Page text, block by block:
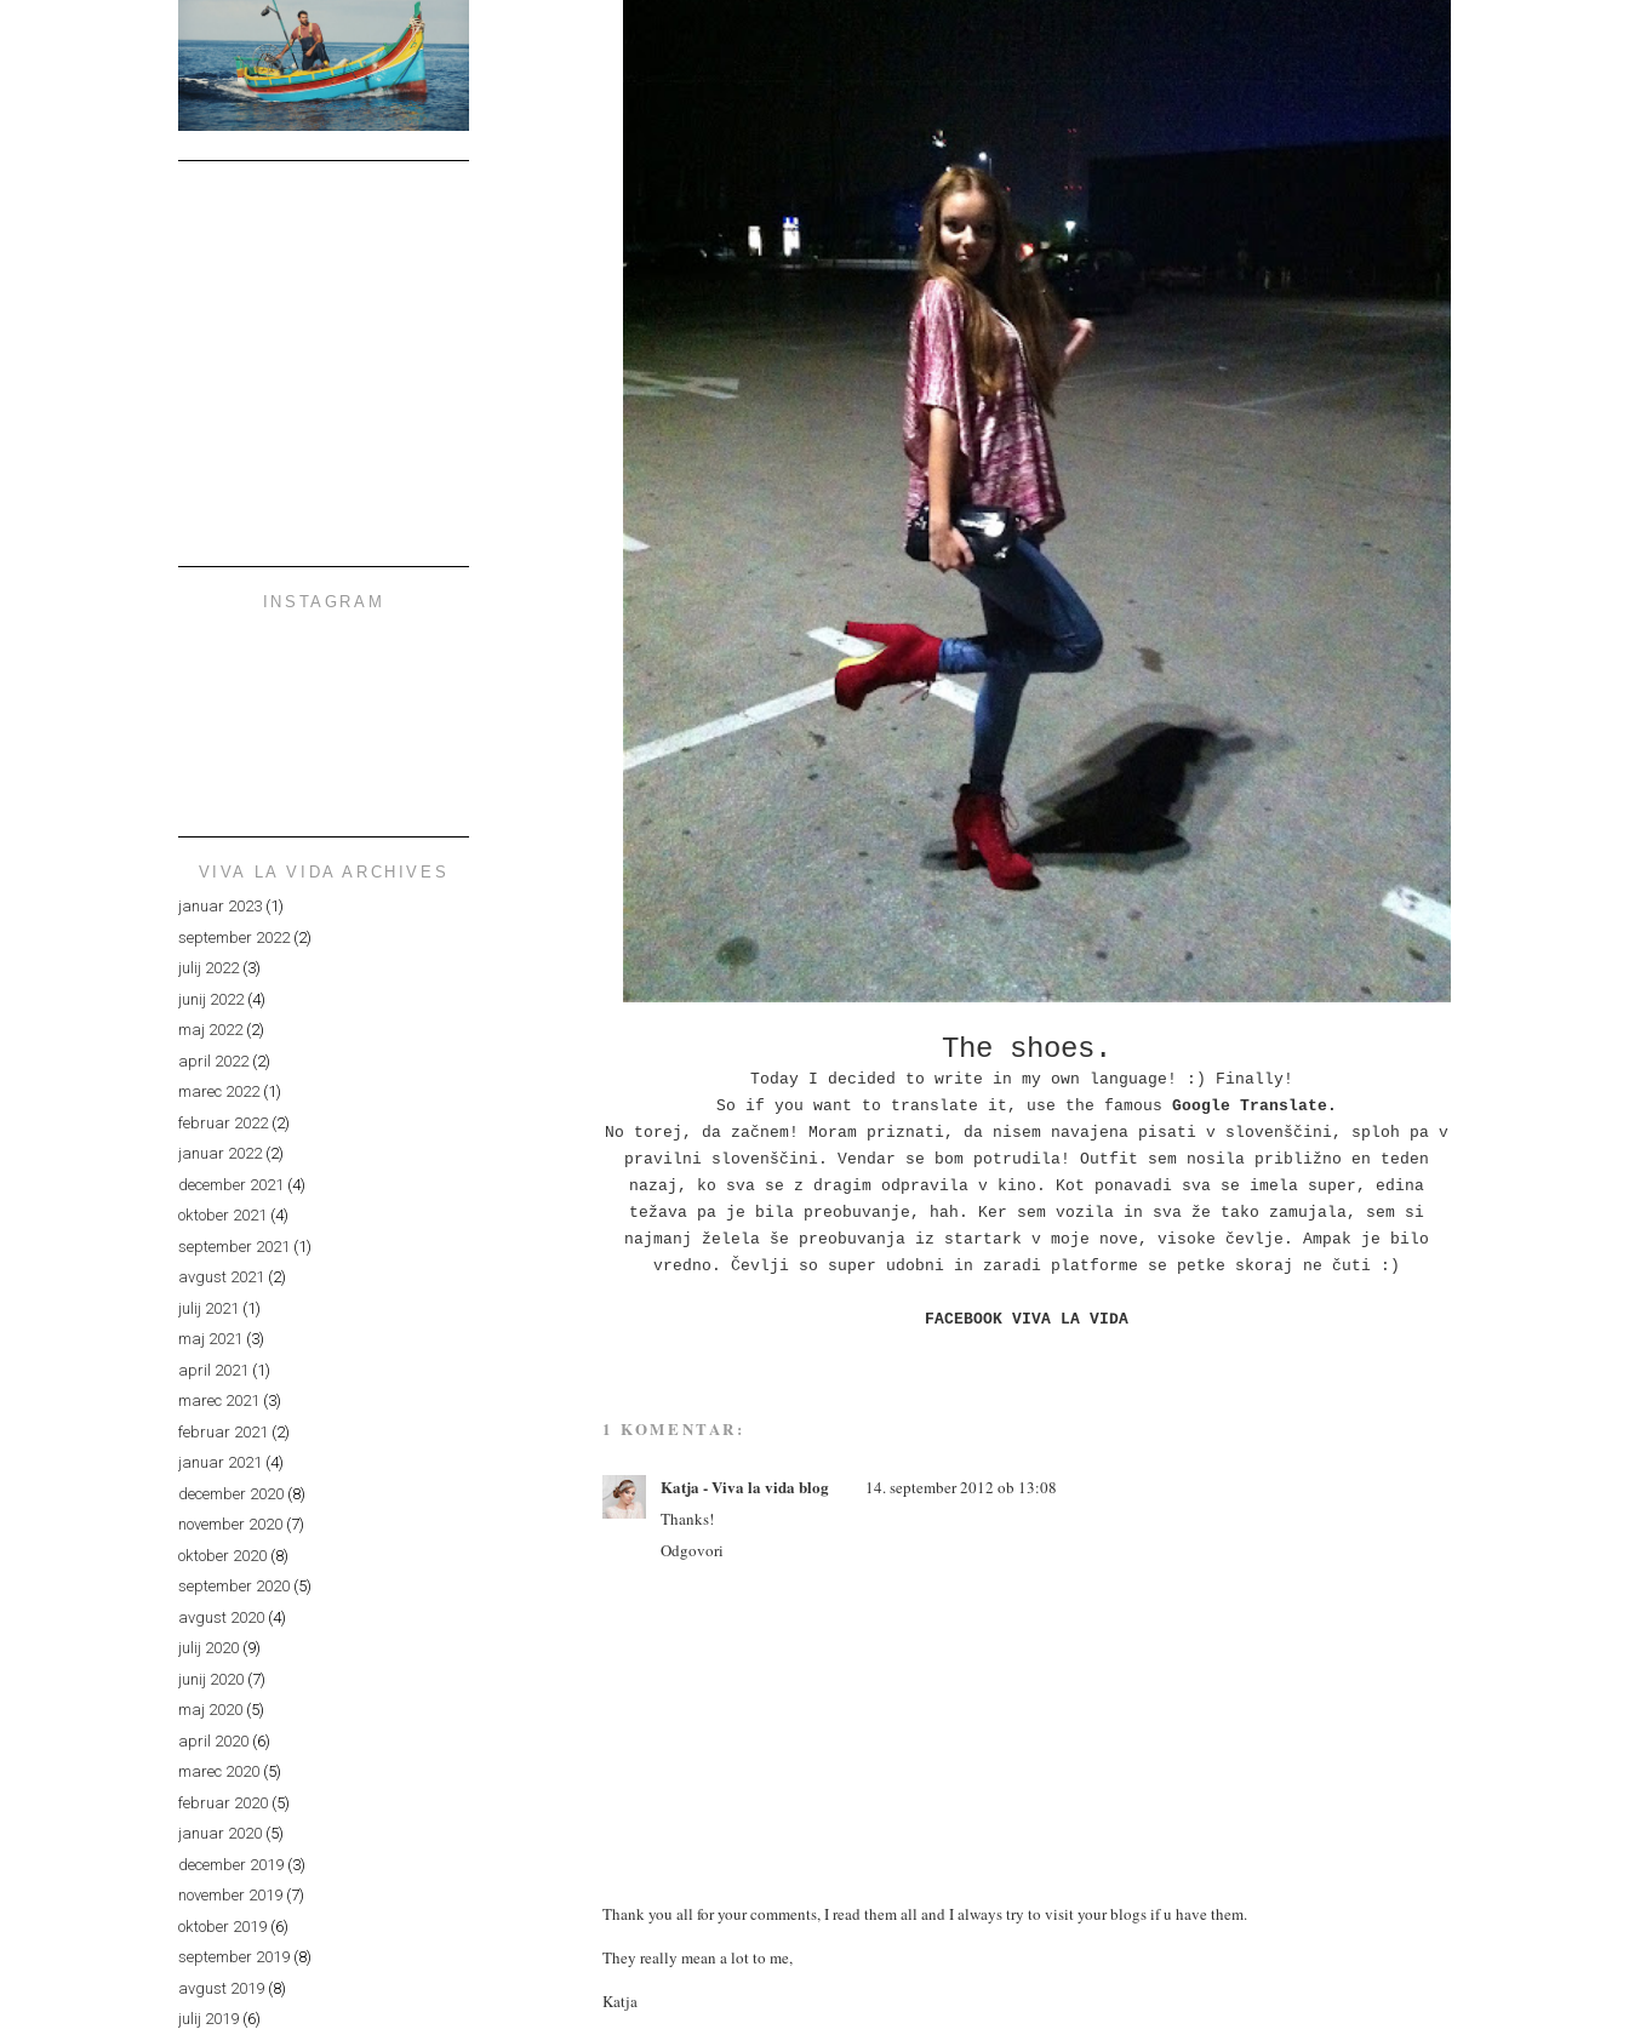
The shoes.
Today I decided to write in my own language! :) Finally!
So if you want to translate it, use the famous Google Translate .
No torej, da začnem! Moram priznati, da nisem navajena pisati v slovenščini, sploh pa v
pravilni slovenščini. Vendar se bom potrudila! Outfit sem nosila približno en teden
nazaj, ko sva se z dragim odpravila v kino. Kot ponavadi sva se imela super, edina
težava pa je bila preobuvanje, hah. Ker sem vozila in sva že tako zamujala, sem si
najmanj želela še preobuvanja iz startark v moje nove, visoke čevlje. Ampak je bilo
vredno. Čevlji so super udobni in zaradi platforme se petke skoraj ne čuti :)
FACEBOOK VIVA LA VIDA
1 KOMENTAR:
Katja - Viva la vida blog
14. september 2012 ob 13:08
Thanks!
Odgovori
Thank you all for your comments, I read them all and I always try to visit your blogs if u have them.
They really mean a lot to me,
Katja
INSTAGRAM
VIVA LA VIDA ARCHIVES
januar 2023 (1)
september 2022 (2)
julij 2022(3)
junij 2022 (4)
maj 2022(2)
april 2022 (2)
marec 2022(1)
februar 2022 (2)
januar 2022(2)
december 2021 (4)
oktober 2021 (4)
september 2021 (1)
avgust 2021 (2)
julij 2021 (1)
maj 2021 (3)
april 2021 (1)
marec 2021 (3)
februar 2021 (2)
januar 2021 (4)
december 2020 (8)
november 2020 (7)
oktober 2020 (8)
september 2020 (5)
avgust 2020 (4)
julij 2020 (9)
junij 2020 (7)
maj 2020 (5)
april 2020 (6)
marec 2020 (5)
februar 2020 (5)
januar 2020 (5)
december 2019 (3)
november 2019 (7)
oktober 2019 (6)
september 2019 (8)
avgust 2019 (8)
julij 2019 (6)